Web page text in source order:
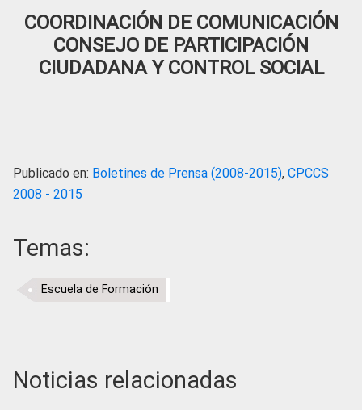
COORDINACIÓN DE COMUNICACIÓN
CONSEJO DE PARTICIPACIÓN
CIUDADANA Y CONTROL SOCIAL
Publicado en: Boletines de Prensa (2008-2015), CPCCS
2008 - 2015
Temas:
Escuela de Formación
Noticias relacionadas